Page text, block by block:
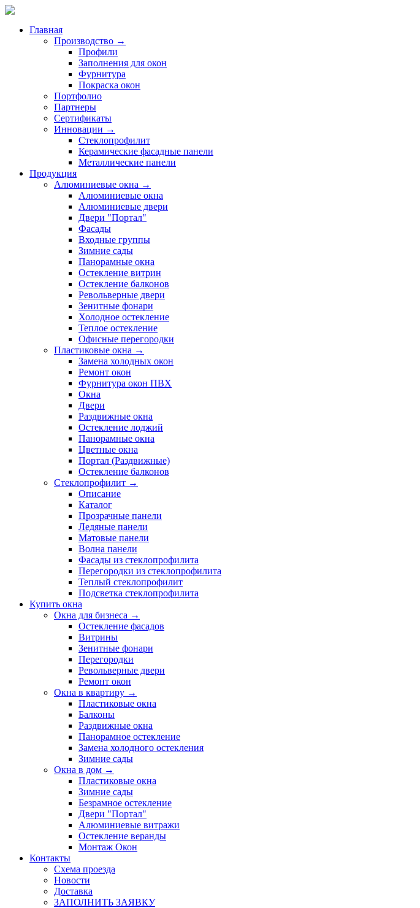
Главная
Производство →
Профили
Заполнения для окон
Фурнитура
Покраска окон
Портфолио
Партнеры
Сертификаты
Инновации →
Стеклопрофилит
Керамические фасадные панели
Металлические панели
Продукция
Алюминиевые окна →
Алюминиевые окна
Алюминиевые двери
Двери "Портал"
Фасады
Входные группы
Зимние сады
Панорамные окна
Остекление витрин
Остекление балконов
Револьверные двери
Зенитные фонари
Холодное остекление
Теплое остекление
Офисные перегородки
Пластиковые окна →
Замена холодных окон
Ремонт окон
Фурнитура окон ПВХ
Окна
Двери
Раздвижные окна
Остекление лоджий
Панорамные окна
Цветные окна
Портал (Раздвижные)
Остекление балконов
Стеклопрофилит →
Описание
Каталог
Прозрачные панели
Ледяные панели
Матовые панели
Волна панели
Фасады из стеклопрофилита
Перегородки из стеклопрофилита
Теплый стеклопрофилит
Подсветка стеклопрофилита
Купить окна
Окна для бизнеса →
Остекление фасадов
Витрины
Зенитные фонари
Перегородки
Револьверные двери
Ремонт окон
Окна в квартиру →
Пластиковые окна
Балконы
Раздвижные окна
Панорамное остекление
Замена холодного остекления
Зимние сады
Окна в дом →
Пластиковые окна
Зимние сады
Безрамное остекление
Двери "Портал"
Алюминиевые витражи
Остекление веранды
Монтаж Окон
Контакты
Схема проезда
Новости
Доставка
ЗАПОЛНИТЬ ЗАЯВКУ